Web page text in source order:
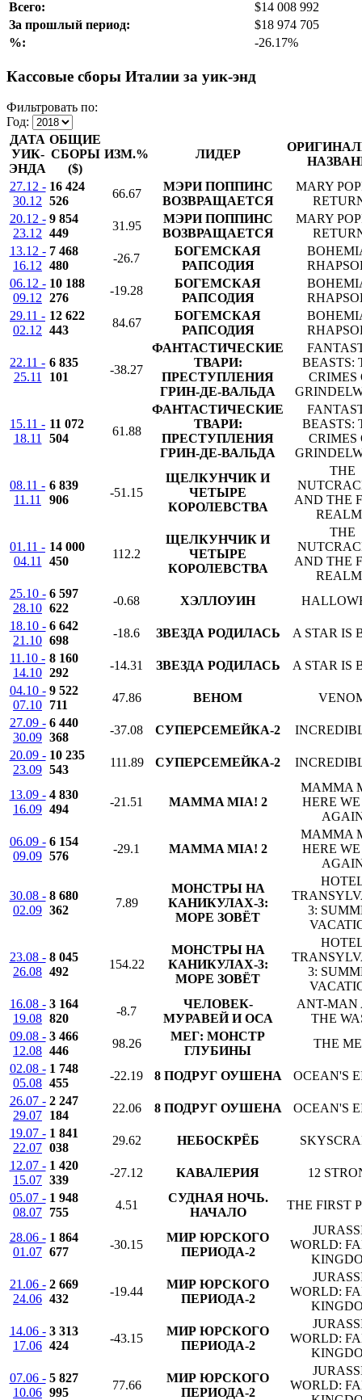
Всего:
$14 008 992
За прошлый период:
$18 974 705
%:
-26.17%
Кассовые сборы Италии за уик-энд
Фильтровать по:
Год:
ДАТА
УИК-
ЭНДА
ОБЩИЕ
СБОРЫ
($)
ИЗМ.% ЛИДЕР
27.12 -
30.12
16 424
526
66.67
МЭРИ ПОППИНС
ВОЗВРАЩАЕТСЯ
MARY
20.12 -
23.12
9 854
449
31.95
МЭРИ ПОППИНС
ВОЗВРАЩАЕТСЯ
MARY
13.12 -
16.12
7 468
480
-26.7
БОГЕМСКАЯ
РАПСОДИЯ
06.12 -
09.12
10 188
276
-19.28
БОГЕМСКАЯ
РАПСОДИЯ
29.11 -
02.12
12 622
443
84.67
БОГЕМСКАЯ
РАПСОДИЯ
22.11 -
25.11
6 835
101
-38.27
ФАНТАСТИЧЕСКИЕ
ТВАРИ:
ПРЕСТУПЛЕНИЯ
ГРИН-ДЕ-ВАЛЬДА
BEASTS:
CRIMES
15.11 -
18.11
11 072
504
61.88
ФАНТАСТИЧЕСКИЕ
ТВАРИ:
ПРЕСТУПЛЕНИЯ
ГРИН-ДЕ-ВАЛЬДА
BEASTS:
CRIMES
08.11 -
11.11
6 839
906
-51.15
ЩЕЛКУНЧИК И
ЧЕТЫРЕ
КОРОЛЕВСТВА
THE
AND THE
01.11 -
04.11
14 000
450
112.2
ЩЕЛКУНЧИК И
ЧЕТЫРЕ
КОРОЛЕВСТВА
THE
AND THE
25.10 -
28.10
6 597
622
-0.68 ХЭЛЛОУИН
18.10 -
21.10
6 642
698
-18.6 ЗВЕЗДА РОДИЛАСЬ
A STAR IS
11.10 -
14.10
8 160
292
-14.31 ЗВЕЗДА РОДИЛАСЬ
A STAR IS
04.10 -
07.10
9 522
711
47.86 ВЕНОМ
27.09 -
30.09
6 440
368
-37.08 СУПЕРСЕМЕЙКА-2
20.09 -
23.09
10 235
543
111.89 СУПЕРСЕМЕЙКА-2
13.09 -
16.09
4 830
494
-21.51 MAMMA MIA! 2
MAMMA
HERE
06.09 -
09.09
6 154
576
-29.1 MAMMA MIA! 2
MAMMA
HERE
30.08 -
02.09
8 680
362
7.89
МОНСТРЫ НА
КАНИКУЛАХ-3:
МОРЕ ЗОВЁТ
3:
23.08 -
26.08
8 045
492
154.22
МОНСТРЫ НА
КАНИКУЛАХ-3:
МОРЕ ЗОВЁТ
3:
16.08 -
19.08
3 164
820
-8.7
ЧЕЛОВЕК-
МУРАВЕЙ И ОСА
ANT-MAN
THE
09.08 -
12.08
3 466
446
98.26
МЕГ: МОНСТР
ГЛУБИНЫ
THE
02.08 -
05.08
1 748
455
-22.19 8 ПОДРУГ ОУШЕНА
OCEAN'S
26.07 -
29.07
2 247
184
22.06 8 ПОДРУГ ОУШЕНА
OCEAN'S
19.07 -
22.07
1 841
038
29.62 НЕБОСКРЁБ
12.07 -
15.07
1 420
339
-27.12 КАВАЛЕРИЯ
12
05.07 -
08.07
1 948
755
4.51
СУДНАЯ НОЧЬ.
НАЧАЛО
THE FIRST
28.06 -
01.07
1 864
677
-30.15
МИР ЮРСКОГО
ПЕРИОДА-2
WORLD:
21.06 -
24.06
2 669
432
-19.44
МИР ЮРСКОГО
ПЕРИОДА-2
WORLD:
14.06 -
17.06
3 313
424
-43.15
МИР ЮРСКОГО
ПЕРИОДА-2
WORLD:
07.06 -
10.06
5 827
995
77.66
МИР ЮРСКОГО
ПЕРИОДА-2
WORLD: